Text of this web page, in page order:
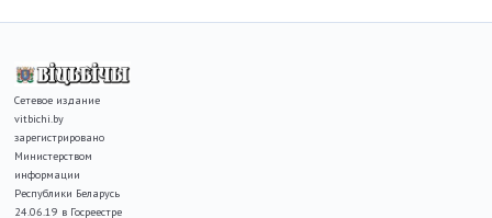
Сетевое издание
vitbichi.by
зарегистрировано
Министерством
информации
Республики Беларусь
24.06.19 в Госреестре